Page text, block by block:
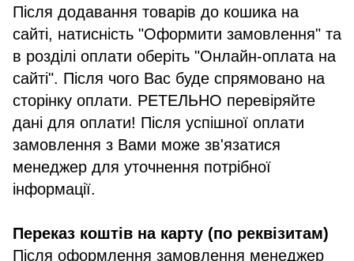
Після додавання товарів до кошика на
сайті, натисність "Оформити замовлення" та
в розділі оплати оберіть "Онлайн-оплата на
сайті". Після чого Вас буде спрямовано на
сторінку оплати. РЕТЕЛЬНО перевіряйте
дані для оплати! Після успішної оплати
замовлення з Вами може зв'язатися
менеджер для уточнення потрібної
інформації.
Переказ коштів на карту (по реквізитам)
Після оформлення замовлення менеджер